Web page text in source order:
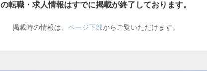
の転職・求人情報はすでに掲載が終了しております。
掲載時の情報は、 ページ下部からご覧いただけます。